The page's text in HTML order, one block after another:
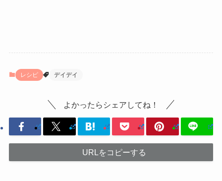
レシピ デイデイ
よかったらシェアしてね！
URLをコピーする